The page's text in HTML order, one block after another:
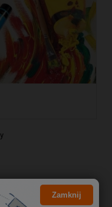
Zamknij